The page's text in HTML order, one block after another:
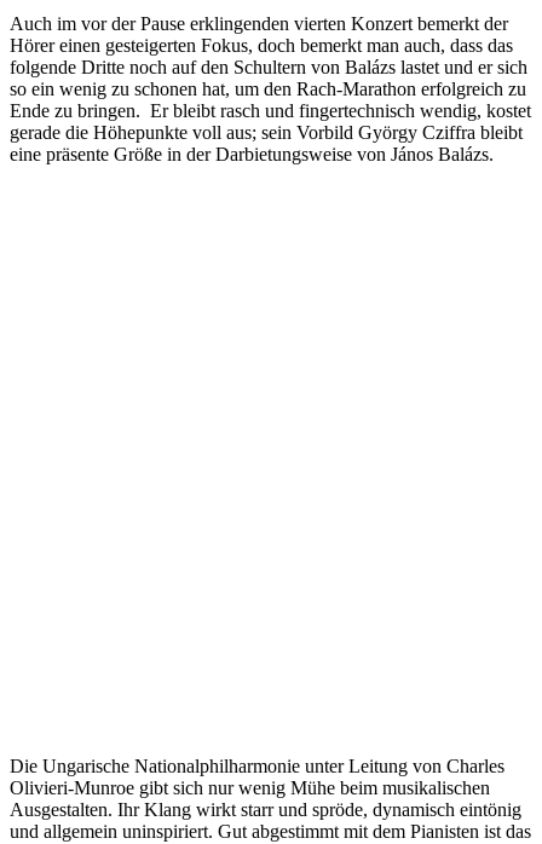
Auch im vor der Pause erklingenden vierten Konzert bemerkt der
Hörer einen gesteigerten Fokus, doch bemerkt man auch, dass das
folgende Dritte noch auf den Schultern von Balázs lastet und er sich
so ein wenig zu schonen hat, um den Rach-Marathon erfolgreich zu
Ende zu bringen. Er bleibt rasch und fingertechnisch wendig, kostet
gerade die Höhepunkte voll aus; sein Vorbild György Cziffra bleibt
eine präsente Größe in der Darbietungsweise von János Balázs.
Die Ungarische Nationalphilharmonie unter Leitung von Charles
Olivieri-Munroe gibt sich nur wenig Mühe beim musikalischen
Ausgestalten. Ihr Klang wirkt starr und spröde, dynamisch eintönig
und allgemein uninspiriert. Gut abgestimmt mit dem Pianisten ist das